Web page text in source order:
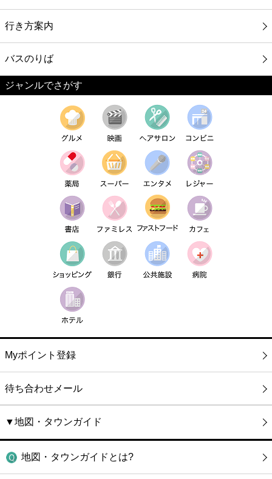
行き方案内
バスのりば
ジャンルでさがす
Myポイント登録
待ち合わせメール
▼地図・タウンガイド
地図・タウンガイドとは?